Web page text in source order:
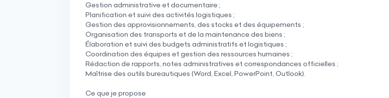
Gestion administrative et documentaire ;
Planification et suivi des activités logistiques ;
Gestion des approvisionnements, des stocks et des équipements ;
Organisation des transports et de la maintenance des biens ;
Élaboration et suivi des budgets administratifs et logistiques ;
Coordination des équipes et gestion des ressources humaines ;
Rédaction de rapports, notes administratives et correspondances officielles ;
Maîtrise des outils bureautiques (Word, Excel, PowerPoint, Outlook).
Ce que je propose